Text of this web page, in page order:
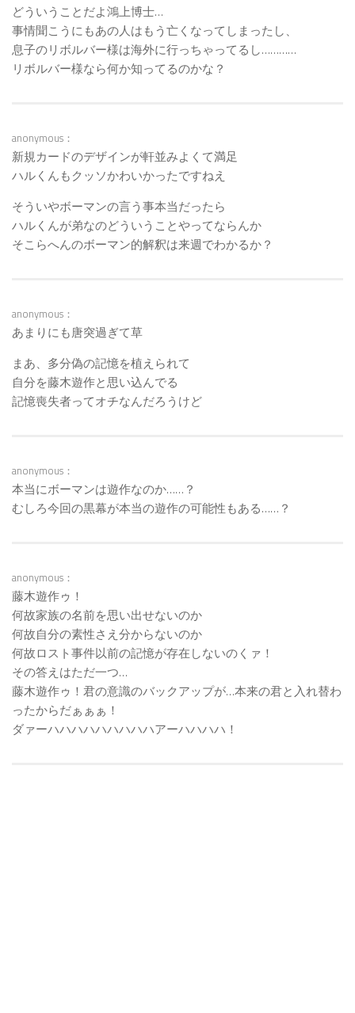
どういうことだよ鴻上博士…
事情聞こうにもあの人はもう亡くなってしまったし、
息子のリボルバー様は海外に行っちゃってるし…………
リボルバー様なら何か知ってるのかな？
anonymous：
新規カードのデザインが軒並みよくて満足
ハルくんもクッソかわいかったですねえ
そういやボーマンの言う事本当だったら
ハルくんが弟なのどういうことやってならんか
そこらへんのボーマン的解釈は来週でわかるか？
anonymous：
あまりにも唐突過ぎて草
まあ、多分偽の記憶を植えられて
自分を藤木遊作と思い込んでる
記憶喪失者ってオチなんだろうけど
anonymous：
本当にボーマンは遊作なのか……？
むしろ今回の黒幕が本当の遊作の可能性もある……？
anonymous：
藤木遊作ゥ！
何故家族の名前を思い出せないのか
何故自分の素性さえ分からないのか
何故ロスト事件以前の記憶が存在しないのくァ！
その答えはただ一つ…
藤木遊作ゥ！君の意識のバックアップが…本来の君と入れ替わ
ったからだぁぁぁ！
ダァーハハハハハハハハハアーハハハハ！